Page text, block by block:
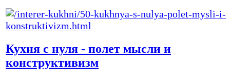
Кухня с нуля - полет мысли и
конструктивизм